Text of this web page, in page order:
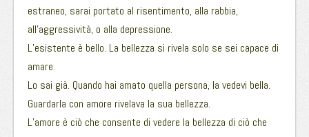
estraneo, sarai portato al risentimento, alla rabbia,
all’aggressività, o alla depressione.
L’esistente è bello. La bellezza si rivela solo se sei capace di
amare.
Lo sai già. Quando hai amato quella persona, la vedevi bella.
Guardarla con amore rivelava la sua bellezza.
L’amore è ciò che consente di vedere la bellezza di ciò che